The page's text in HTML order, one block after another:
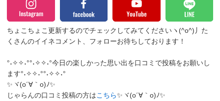
ちょこちょこ更新するのでチェックしてみてくださいヽ(^o^)丿 た
くさんのイイネコメント、フォローお待ちしております！
°˖✧✧˖°°˖✧✧˖°今日の楽しかった思い出を口コミで投稿をお願いし
ます°˖✧✧˖°°˖✧✧˖°
✨ヾ(o´∀｀o)ﾉ✨
じゃらんの口コミ投稿の方はこちら✨ヾ(o´∀｀o)ﾉ✨